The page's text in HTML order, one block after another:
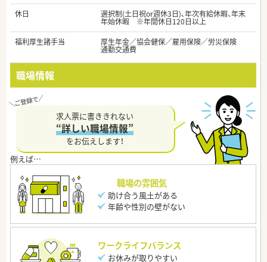
休日
選択制(土日祝or週休3日)、年次有給休暇、年末
年始休暇 ※年間休日120日以上
福利厚生諸手当
厚生年金／協会健保／雇用保険／労災保険
通勤交通費
職場情報
求人票に書ききれない
“詳しい職場情報”
をお伝えします！
職場の雰囲気
助け合う風土がある
年齢や性別の壁がない
ワークライフバランス
お休みが取りやすい